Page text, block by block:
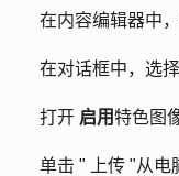
在内容编辑器中
在对话框中，选
打开 启用特色图
单击 " 上传 "从电